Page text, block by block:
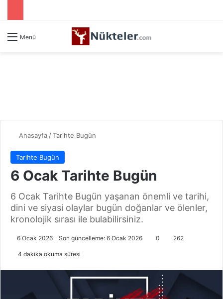
Menü
Anasayfa /Tarihte Bugün
Tarihte Bugün
6 Ocak Tarihte Bugün
6 Ocak Tarihte Bugün yaşanan önemli ve tarihi,
dini ve siyasi olaylar bugün doğanlar ve ölenler,
kronolojik sırası ile bulabilirsiniz.
6 Ocak 2026 Son güncelleme: 6 Ocak 2026 0 262
4 dakika okuma süresi